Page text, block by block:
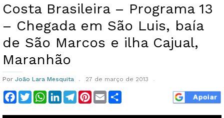
Costa Brasileira – Programa 13
– Chegada em São Luis, baía
de São Marcos e ilha Cajual,
Maranhão
Por João Lara Mesquita 27 de março de 2013
Facebook
TwitterWhatsApp
LinkedInTelegram
Pinterest
Email